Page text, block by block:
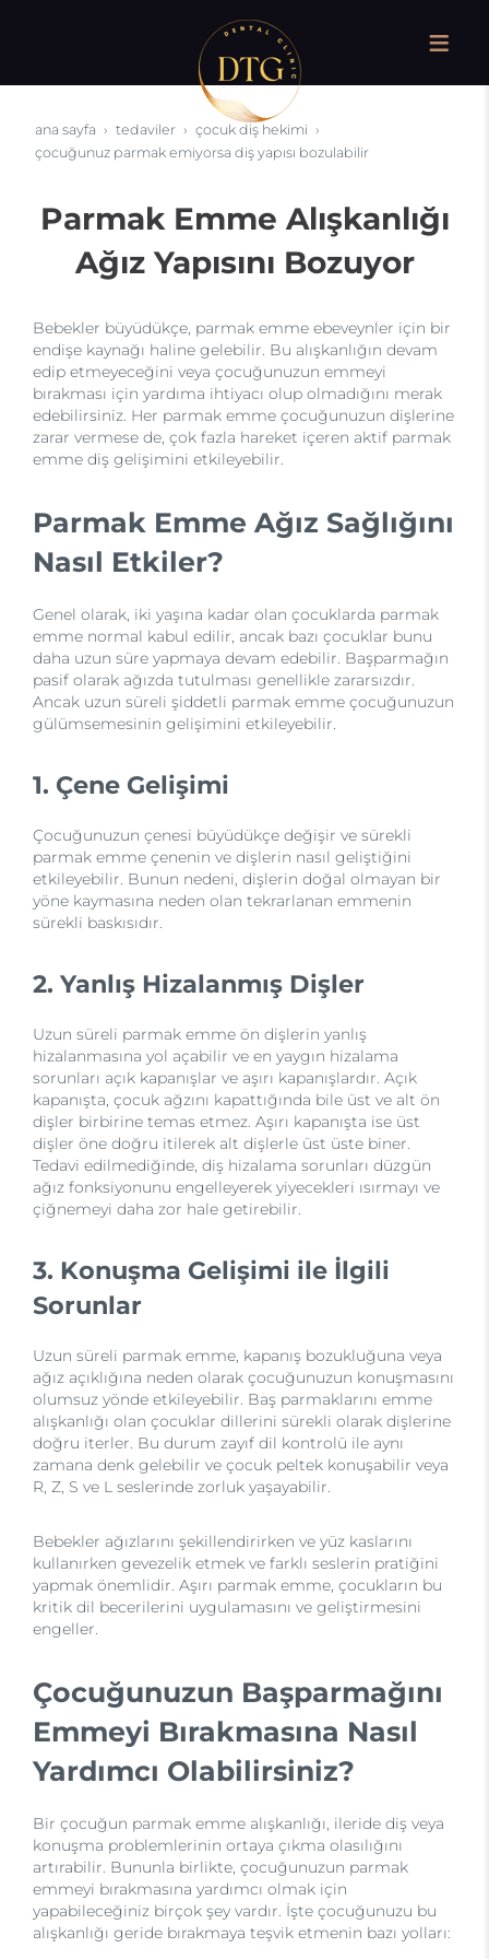
ana sayfa tedaviler
çocuk diş hekimi
çocuğunuz parmak emiyorsa diş yapısı bozulabilir
Parmak Emme Alışkanlığı
Ağız Yapısını Bozuyor
Bebekler büyüdükçe, parmak emme ebeveynler için bir
endişe kaynağı haline gelebilir. Bu alışkanlığın devam
edip etmeyeceğini veya çocuğunuzun emmeyi
bırakması için yardıma ihtiyacı olup olmadığını merak
edebilirsiniz. Her parmak emme çocuğunuzun dişlerine
zarar vermese de, çok fazla hareket içeren aktif parmak
emme diş gelişimini etkileyebilir.
Parmak Emme Ağız Sağlığını
Nasıl Etkiler?
Genel olarak, iki yaşına kadar olan çocuklarda parmak
emme normal kabul edilir, ancak bazı çocuklar bunu
daha uzun süre yapmaya devam edebilir. Başparmağın
pasif olarak ağızda tutulması genellikle zararsızdır.
Ancak uzun süreli şiddetli parmak emme çocuğunuzun
gülümsemesinin gelişimini etkileyebilir.
1. Çene Gelişimi
Çocuğunuzun çenesi büyüdükçe değişir ve sürekli
parmak emme çenenin ve dişlerin nasıl geliştiğini
etkileyebilir. Bunun nedeni, dişlerin doğal olmayan bir
yöne kaymasına neden olan tekrarlanan emmenin
sürekli baskısıdır.
2. Yanlış Hizalanmış Dişler
Uzun süreli parmak emme ön dişlerin yanlış
hizalanmasına yol açabilir ve en yaygın hizalama
sorunları açık kapanışlar ve aşırı kapanışlardır. Açık
kapanışta, çocuk ağzını kapattığında bile üst ve alt ön
dişler birbirine temas etmez. Aşırı kapanışta ise üst
dişler öne doğru itilerek alt dişlerle üst üste biner.
Tedavi edilmediğinde, diş hizalama sorunları düzgün
ağız fonksiyonunu engelleyerek yiyecekleri ısırmayı ve
çiğnemeyi daha zor hale getirebilir.
3. Konuşma Gelişimi ile İlgili
Sorunlar
Uzun süreli parmak emme, kapanış bozukluğuna veya
ağız açıklığına neden olarak çocuğunuzun konuşmasını
olumsuz yönde etkileyebilir. Baş parmaklarını emme
alışkanlığı olan çocuklar dillerini sürekli olarak dişlerine
doğru iterler. Bu durum zayıf dil kontrolü ile aynı
zamana denk gelebilir ve çocuk peltek konuşabilir veya
R, Z, S ve L seslerinde zorluk yaşayabilir.
Bebekler ağızlarını şekillendirirken ve yüz kaslarını
kullanırken gevezelik etmek ve farklı seslerin pratiğini
yapmak önemlidir. Aşırı parmak emme, çocukların bu
kritik dil becerilerini uygulamasını ve geliştirmesini
engeller.
Çocuğunuzun Başparmağını
Emmeyi Bırakmasına Nasıl
Yardımcı Olabilirsiniz?
Bir çocuğun parmak emme alışkanlığı, ileride diş veya
konuşma problemlerinin ortaya çıkma olasılığını
artırabilir. Bununla birlikte, çocuğunuzun parmak
emmeyi bırakmasına yardımcı olmak için
yapabileceğiniz birçok şey vardır. İşte çocuğunuzu bu
alışkanlığı geride bırakmaya teşvik etmenin bazı yolları: